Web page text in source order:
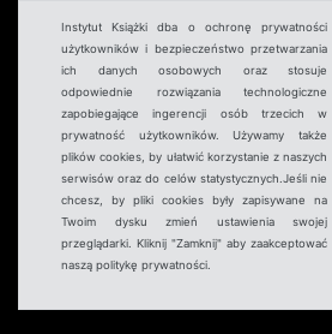
Instytut Książki dba o ochronę prywatności
użytkowników i bezpieczeństwo przetwarzania
ich danych osobowych oraz stosuje
odpowiednie rozwiązania technologiczne
zapobiegające ingerencji osób trzecich w
prywatność użytkowników. Używamy także
plików cookies, by ułatwić korzystanie z naszych
serwisów oraz do celów statystycznych.Jeśli nie
chcesz, by pliki cookies były zapisywane na
Twoim dysku zmień ustawienia swojej
przeglądarki. Kliknij "Zamknij" aby zaakceptować
naszą politykę prywatności.